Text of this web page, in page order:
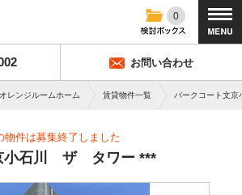
0
お問い合わせ
レンジルームホーム 賃貸物件一覧 パークコート文
件は募集終了しました
小石川 ザ タワー ***